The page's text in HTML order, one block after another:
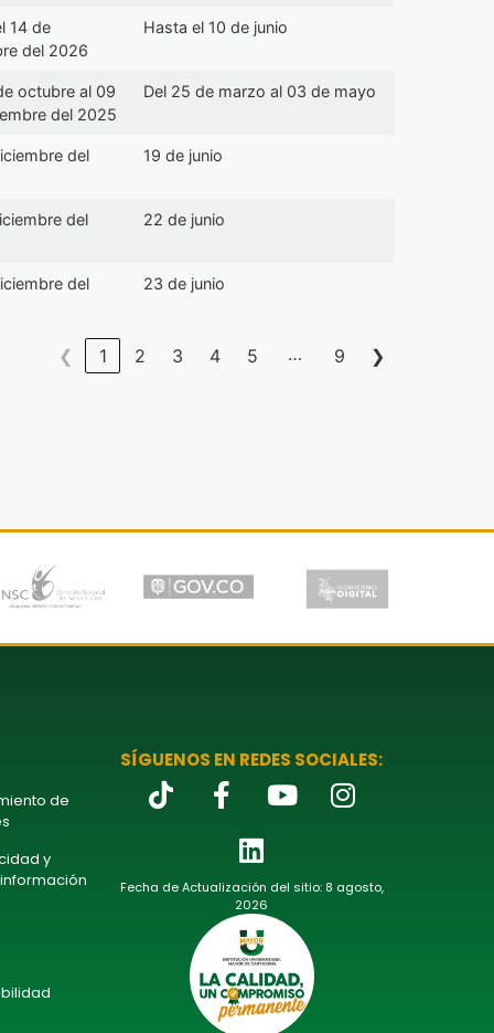
14 de
del 2026
Hasta el 10 de junio
octubre al 09
del 2025
Del 25 de marzo al 03 de mayo
del 19 de junio
del 22 de junio
del 23 de junio
❮ 1 2 3 4 5 … 9 ❯
de
y
SÍGUENOS EN REDES SOCIALES:
Fecha de Actualización del sitio: 8 agosto,
2026